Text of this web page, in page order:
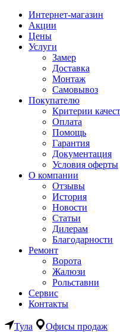
Интернет-магазин
Акции
Цены
Услуги
Замер
Доставка
Монтаж
Самовывоз
Покупателю
Критерии
Оплата
Помощь
Гарантия
Документация
Условия оферты
О компании
Отзывы
История
Новости
Статьи
Дилерам
Благодарности
Ремонт
Ворота
Жалюзи
Рольставни
Сервис
Контакты
Тула Офисы продаж